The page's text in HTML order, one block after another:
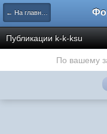
← На главную
Публикации k-k-ksu
По вашему